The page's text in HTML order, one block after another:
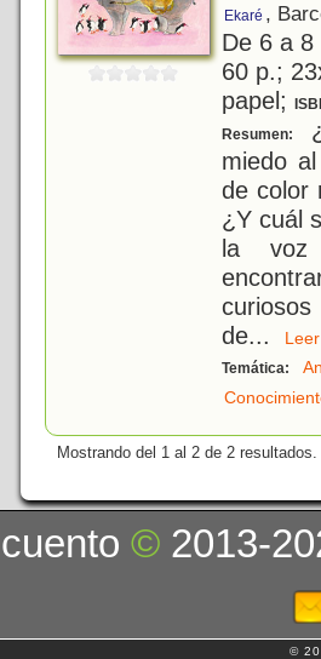
Ekaré ,
De 6 a
60 p.;
papel;
Resumen:
miedo
de color
¿Y cuál
la voz
de...
Temática:
Mostrando del 1 al 2 de 2 resultados.
cuento© 2013-
©